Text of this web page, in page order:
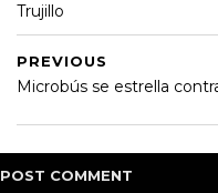
Trujillo
PREVIOUS
Microbús se estrella
POST COMMENT